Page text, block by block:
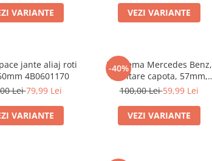
VARIANTE VEZI VARIANTE
jante aliaj roti
4B0601170
Lei79,99 Lei
VARIANTE
-40%
Emblema Mercedes Benz,
montare capota, 57mm,
A2048170616
100,00 Lei59,99 Lei
VEZI VARIANTE